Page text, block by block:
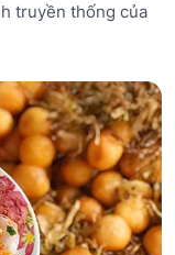
truyền thống của